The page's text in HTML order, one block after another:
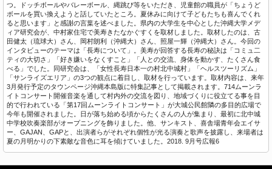
つ。ドッチボールやバレーボール、縄跳び等をいただき、児童館の職員が「ちょうど
ボールを買い換えようと話していたところ。夏休みに向けて子どもたちも喜んでくれ
ると思います」と感謝の言葉を述べました。県内の大学生を中心とした沖縄大学メデ
ィア研究会が、中村家住宅で美寿きたなかぐすくを取材しました。取材したのは、古
田健太（琉球大）さん、岡村朗利（沖縄大）さん、照屋一輝（沖縄大）さん。今回の
インタビューのテーマは「長寿について」。美寿が回答する長寿の秘訣は「コミュ二
ティの大切さ」「好き嫌いをなくすこと」「人との交流、身体を動かす、たくさん食
べる」でした。同研究会は、「女性長寿日本一の村北中城村」「ヘルスツーリズム」
「サンライズエリア」の3つの観点に着目し、取材を行っています。取材内容は、来年
3月発行予定のタウンページ沖縄本島版に特集記事として掲載されます。714ムーンラ
イトコンサート開催音楽を通して村内外の交流を図り、地域づくりに役立てる事を目
的で行われている「第17回ムーンライトコンサート」が大城公民館隣の多目的広場で
今年も開催されました。日が落ち始める頃からたくさんの人が集まり、最初に北中城
中学校吹奏楽部がオープニングを飾りました。他、サンキスト、喜舎場青年会エイサ
ー、GAJAN、GAPと、出演者らがそれぞれ個性が光る演奏と歌声を披露し、来場者は
夏の月明かりの下素敵な音色に耳を傾けていました。2018. 9月号広報6